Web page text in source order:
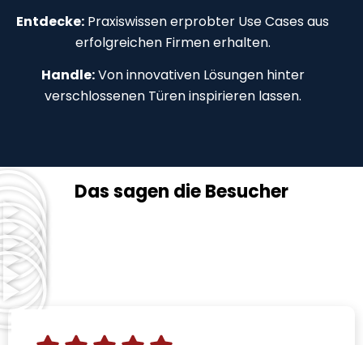
Entdecke: Praxiswissen erprobter Use Cases aus
erfolgreichen Firmen erhalten.
Handle:Von innovativen Lösungen hinter
verschlossenen Türen inspirieren lassen.
Das sagen die Besucher